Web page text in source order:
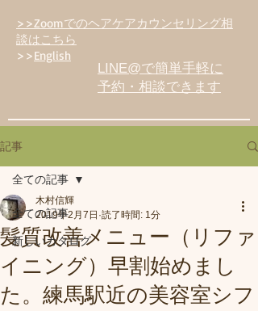
>>Zoomでのヘアケアカウンセリング相
談はこちら
>>English
LINE@で簡単手軽に
予約・相談できます
記事
全ての記事
新しいカタログ
全ての記事
髪質改善メニュー（リファ
イニング）早割始めまし
た。練馬駅近の美容室シフ
木村信輝
2019年2月7日 読了時間: 1分